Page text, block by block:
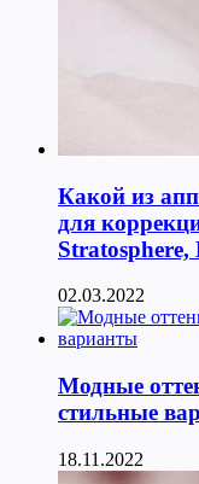
Какой из
для
02.03.2022
Модные
стильные
18.11.2022